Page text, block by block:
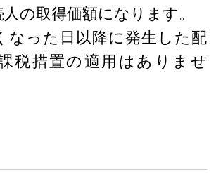
の取得価額になります。
った日以降に発生した配
税措置の適用はありませ